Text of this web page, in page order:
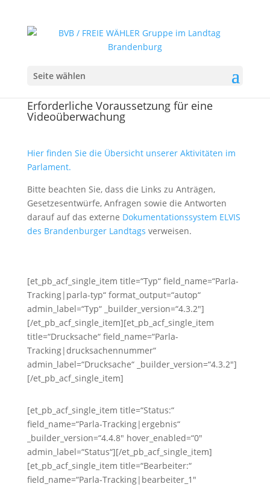
Seite wählen
Erforderliche Voraussetzung für eine
Videoüberwachung
Hier finden Sie die Übersicht unserer Aktivitäten im
Parlament.
Bitte beachten Sie, dass die Links zu Anträgen,
Gesetzesentwürfe, Anfragen sowie die Antworten
darauf auf das externe Dokumentationssystem ELVIS
des Brandenburger Landtags verweisen.
[et_pb_acf_single_item title=“Typ“ field_name=“Parla-
Tracking|parla-typ“ format_output=“autop“
admin_label=“Typ“ _builder_version=“4.3.2″]
[/et_pb_acf_single_item][et_pb_acf_single_item
title=“Drucksache“ field_name=“Parla-
Tracking|drucksachennummer“
admin_label=“Drucksache“ _builder_version=“4.3.2″]
[/et_pb_acf_single_item]
[et_pb_acf_single_item title=“Status:“
field_name=“Parla-Tracking|ergebnis“
_builder_version=“4.4.8″ hover_enabled=“0″
admin_label=“Status“][/et_pb_acf_single_item]
[et_pb_acf_single_item title=“Bearbeiter:“
field_name=“Parla-Tracking|bearbeiter_1″